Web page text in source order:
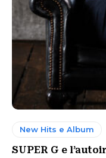
New Hits e Album
SUPER G e